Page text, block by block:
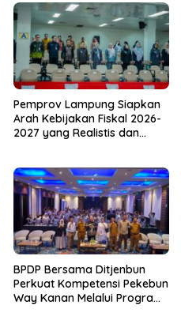
dari Desa
Pemprov Lampung Siapkan
Arah Kebijakan Fiskal 2026-
2027 yang Realistis dan
BPDP Bersama Ditjenbun
Perkuat Kompetensi Pekebun
Way Kanan Melalui Program